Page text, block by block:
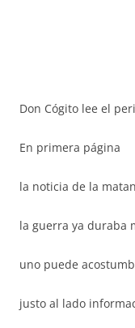
Don Cógito lee el
En primera página
la noticia de la
la guerra ya duraba
uno puede
justo al lado